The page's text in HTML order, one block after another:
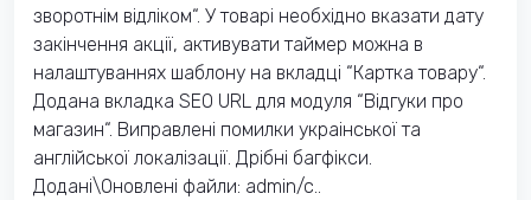
зворотнім відліком“. У товарі необхідно вказати дату
закінчення акції, активувати таймер можна в
налаштуваннях шаблону на вкладці “Картка товару“.
Додана вкладка SEO URL для модуля “Відгуки про
магазин“. Виправлені помилки украінської та
англійської локалізації. Дрібні багфікси.
Додані\Оновлені файли: admin/c..